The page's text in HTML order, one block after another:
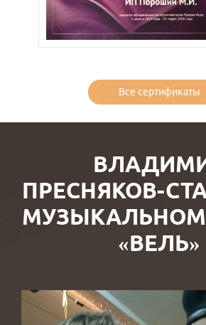
Все сертификаты
ПРЕСНЯКОВ-
МУЗЫКАЛЬНОМ
«ВЕЛЬ»